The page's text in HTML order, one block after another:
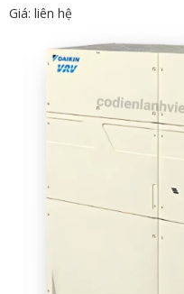
Giá: liên hệ